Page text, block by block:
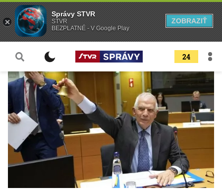
24
Správy STVR
STVR
BEZPLATNÉ - V Google Play
ZOBRAZIŤ